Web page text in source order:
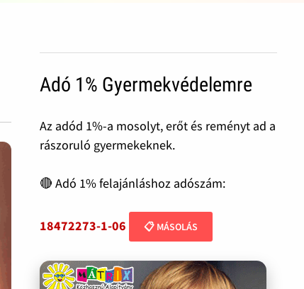
Adó 1% Gyermekvédelemre
Az adód 1%-a mosolyt, erőt és reményt ad a
rászoruló gyermekeknek.
🔴 Adó 1% felajánláshoz adószám:
18472273-1-06 📋 MÁSOLÁS